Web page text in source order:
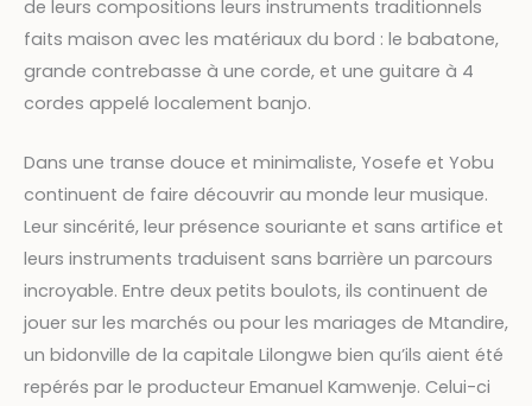
de leurs compositions leurs instruments traditionnels
faits maison avec les matériaux du bord : le babatone,
grande contrebasse à une corde, et une guitare à 4
cordes appelé localement banjo.
Dans une transe douce et minimaliste, Yosefe et Yobu
continuent de faire découvrir au monde leur musique.
Leur sincérité, leur présence souriante et sans artifice et
leurs instruments traduisent sans barrière un parcours
incroyable. Entre deux petits boulots, ils continuent de
jouer sur les marchés ou pour les mariages de Mtandire,
un bidonville de la capitale Lilongwe bien qu’ils aient été
repérés par le producteur Emanuel Kamwenje. Celui-ci